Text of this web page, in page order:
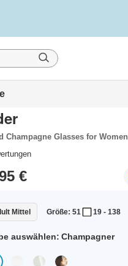
Champagne Glasses for Women
€
Mittel Größe: 51 19 - 138
auswählen: Champagner